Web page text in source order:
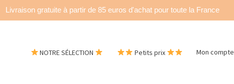
Livraison gratuite à partir de 85 euros d'achat pour toute la France
NOTRE SÉLECTION Petits prix Mon compte